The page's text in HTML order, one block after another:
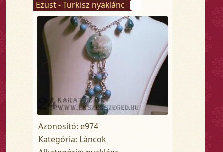
Ezüst - Türkisz nyaklánc
Azonosító: e974
Kategória: Láncok